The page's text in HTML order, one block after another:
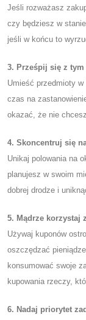
Jeśli rozważasz
czy będziesz w
jeśli w końcu to
3. Prześpij się z tym
Umieść przedmioty
czas na
okazać, że nie
4. Skoncentruj się
Unikaj polowania na
planujesz w swoim
dobrej drodze i
5. Mądrze korzystaj
Używaj kuponów
oszczędzać
konsumować swoje
kupowania rzeczy,
6. Nadaj priorytet